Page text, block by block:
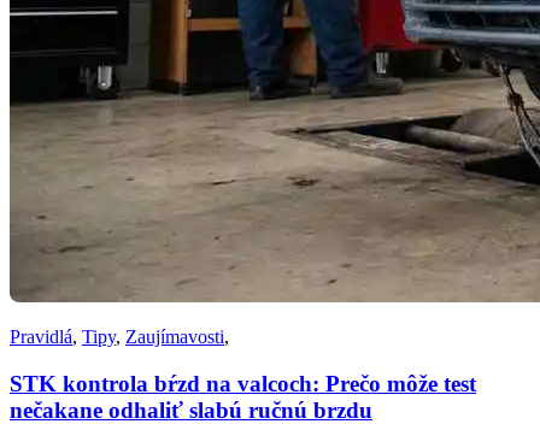
Pravidlá, Tipy, Zaujímavosti,
STK kontrola bŕzd na valcoch: Prečo môže test
nečakane odhaliť slabú ručnú brzdu